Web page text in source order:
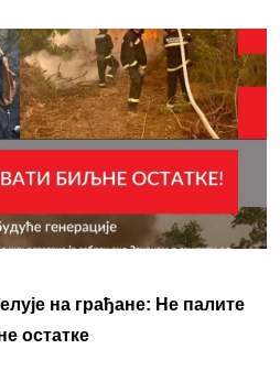
на грађане: Не палите
остатке